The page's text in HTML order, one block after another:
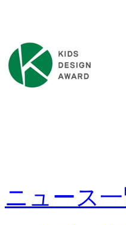
ニュース